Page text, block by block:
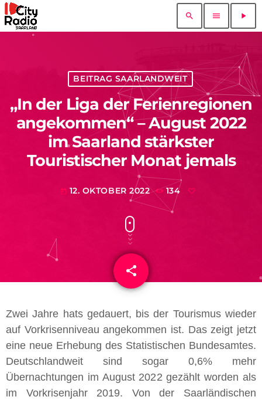
search menu play_arrow
BEITRAG SAARLANDWEIT
„In der Liga der Ferienregionen
angekommen“ – August 2022
im Saarland stärkster
Touristischer Monat jemals
today 12. OKTOBER 2022 134
share
email
Zwei Jahre hats gedauert, bis der Tourismus wieder
auf Vorkrisenniveau angekommen ist. Das zeigt jetzt
eine neue Erhebung des Statistischen Bundesamtes.
Deutschlandweit sind sogar 0,6% mehr
Übernachtungen im August 2022 gezählt worden als
im Vorkrisenjahr 2019. Von der Saarländischen